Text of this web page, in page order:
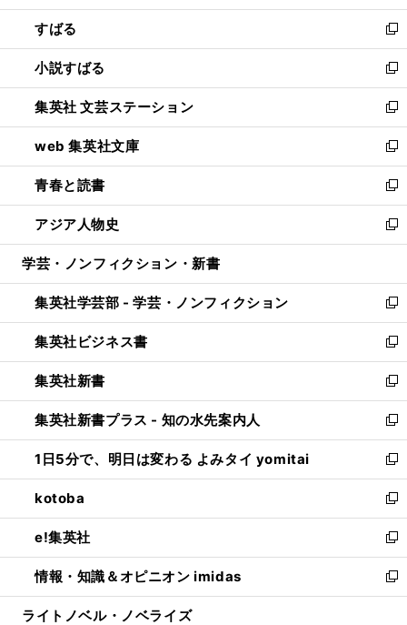
開
く
ウ
で
開
く
ン
ド
ウ
で
開
く
すばる
新
し
い
ウ
ィ
ン
ド
ウ
で
開
く
小説すばる
新
し
い
ウ
ィ
ン
ド
ウ
で
開
集英社 文芸ステーション
新
し
い
ウ
ィ
ン
ド
ウ
開
く
web 集英社文庫
新
し
い
ウ
ィ
ン
ウ
で
開
く
青春と読書
新
し
い
ウ
ン
ド
ウ
で
開
く
アジア人物史
新
し
ウ
ィ
ン
ド
ウ
で
開
く
学芸・ノンフィクション・新書
集英社学芸部 - 学芸・ノンフィクション
新
し
い
ウ
ィ
ン
ド
ウ
で
開
く
集英社ビジネス書
新
し
い
ウ
ィ
ン
ド
ウ
で
開
く
集英社新書
新
し
い
ウ
ィ
ン
ド
ウ
で
開
く
集英社新書プラス - 知の水先案内人
新
し
い
ウ
ィ
ン
ド
ウ
で
開
1日5分で、明日は変わる よみタイ yomitai
新
し
い
ウ
ィ
ン
ド
ウ
kotoba
新
し
い
ウ
ィ
ン
e!集英社
新
し
い
ウ
情報・知識＆オピニオン imidas
新
し
ライトノベル・ノベライズ